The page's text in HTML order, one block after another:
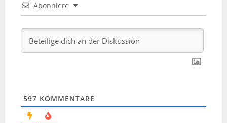
Abonniere
597 KOMMENTARE